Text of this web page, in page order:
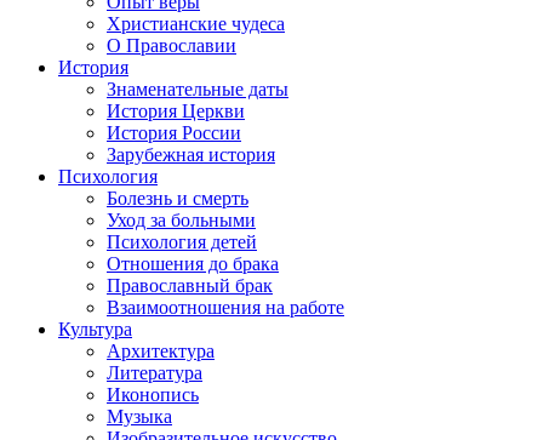
Христианские чудеса
О Православии
История
Знаменательные даты
История Церкви
История России
Зарубежная история
Психология
Болезнь и смерть
Уход за больными
Психология детей
Отношения до брака
Православный брак
Взаимоотношения на работе
Культура
Архитектура
Литература
Иконопись
Музыка